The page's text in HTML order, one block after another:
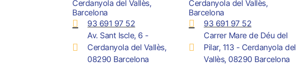
Cerdanyola del Vallès,
Barcelona
Cerdanyola del Vallès,
Barcelona
93 691 97 52
Av. Sant Iscle, 6 -
Cerdanyola del Vallès,
08290 Barcelona
93 691 97 52
Carrer Mare de Déu del
Pilar, 113 - Cerdanyola del
Vallès, 08290 Barcelona